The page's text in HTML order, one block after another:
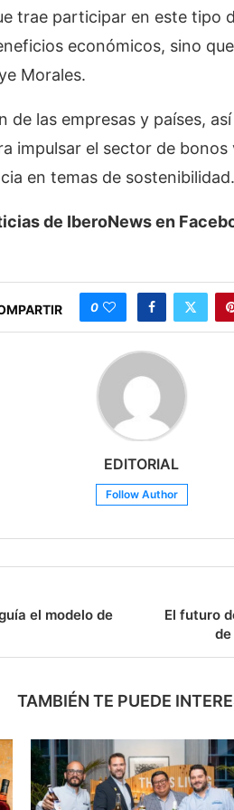
trae participar en este tipo
económicos, sino
Morales.
de las empresas y países,
impulsar el sector de
en temas de sostenibilidad.
de IberoNews en
0
EDITORIAL
Follow Author
el modelo de
El futuro
TAMBIÉN TE PUEDE